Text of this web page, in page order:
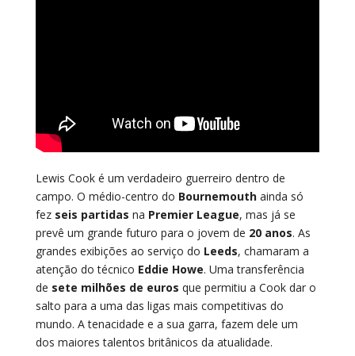
Lewis Cook é um verdadeiro guerreiro dentro de
campo. O médio-centro do Bournemouthainda só
fez seis partidas na Premier League, mas já se
prevê um grande futuro para o jovem de 20 anos. As
grandes exibições ao serviço do Leeds, chamaram a
atenção do técnico Eddie Howe. Uma transferência
de sete milhões de euros que permitiu a Cook dar o
salto para a uma das ligas mais competitivas do
mundo. A tenacidade e a sua garra, fazem dele um
dos maiores talentos britânicos da atualidade.